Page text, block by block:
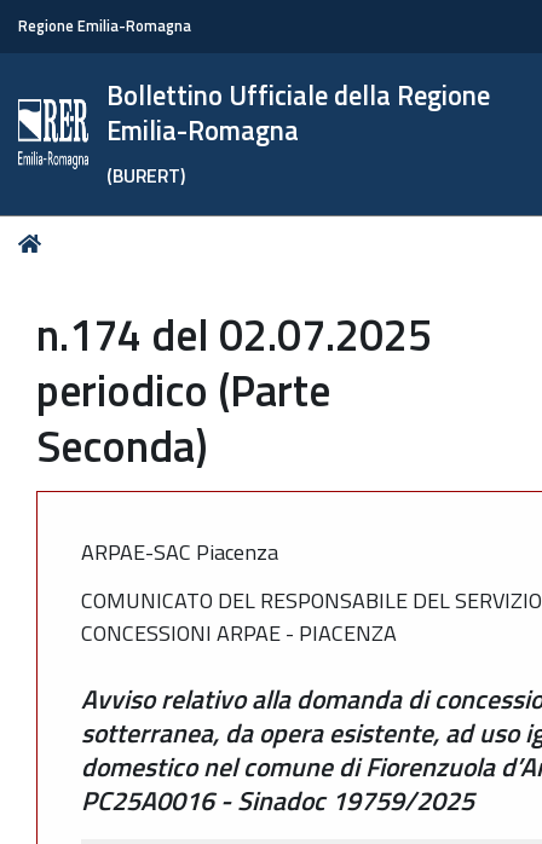
Regione Emilia-Romagna
Bollettino Ufficiale della Regione
Emilia-Romagna
(BURERT)
Tu
n.174 del 02.07.2025
periodico (Parte
Seconda)
ARPAE-SAC Piacenza
COMUNICATO DEL RESPONSABILE DEL
CONCESSIONI ARPAE - PIACENZA
Avviso relativo alla domanda di
sotterranea, da opera esistente, ad uso
domestico nel comune di Fiorenzuola
PC25A0016 - Sinadoc 19759/2025